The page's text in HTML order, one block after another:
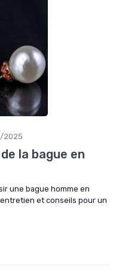
2025
la bague en
une bague homme en
et conseils pour un